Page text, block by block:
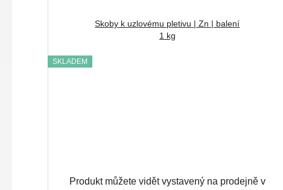
Skoby k uzlovému pletivu | Zn | balení
1 kg
SKLADEM
Produkt můžete vidět vystavený na prodejně v